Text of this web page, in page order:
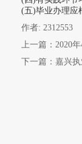
(五)毕业办理应
作者: 2312553
上一篇： 2020
下一篇： 嘉兴